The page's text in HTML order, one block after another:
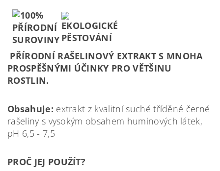
PŘÍRODNÍ RAŠELINOVÝ EXTRAKT S MNOHA
PROSPĚŠNÝMI ÚČINKY PRO VĚTŠINU
ROSTLIN.
Obsahuje: extrakt z kvalitní suché tříděné černé
rašeliny s vysokým obsahem huminových látek,
pH 6,5 - 7,5
PROČ JEJ POUŽÍT?